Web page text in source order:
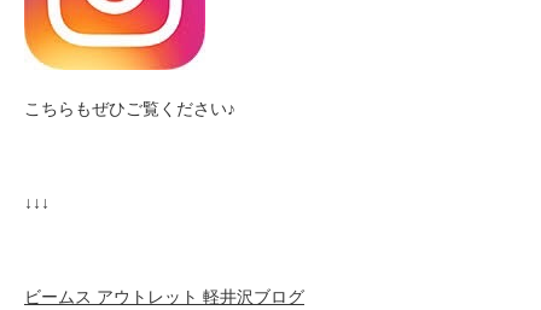
こちらもぜひご覧ください♪
↓↓↓
ビームス アウトレット 軽井沢ブログ